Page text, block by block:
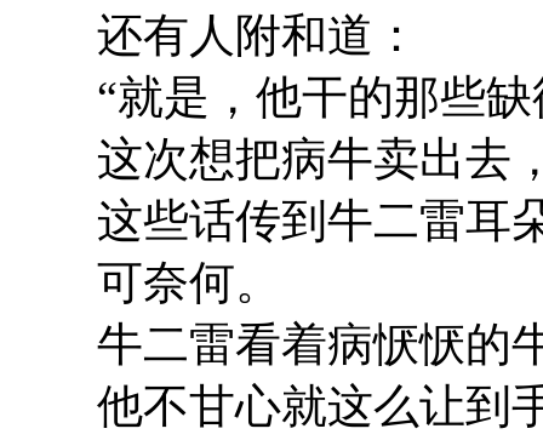
还有人附和道：
“就是，他干的那些
这次想把病牛卖出去
这些话传到牛二雷耳
可奈何。
牛二雷看着病恹恹的
他不甘心就这么让到